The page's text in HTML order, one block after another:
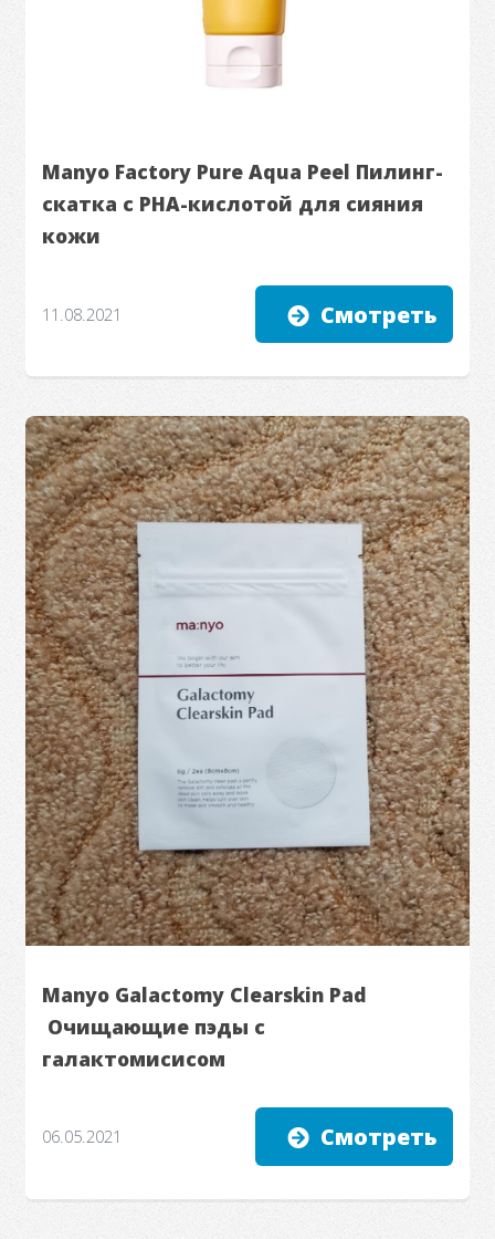
Manyo Factory Pure Aqua Peel Пилинг-
скатка с PHA-кислотой для сияния
кожи
11.08.2021 Смотреть
Manyo Galactomy Clearskin Pad
Очищающие пэды с
галактомисисом
06.05.2021 Смотреть